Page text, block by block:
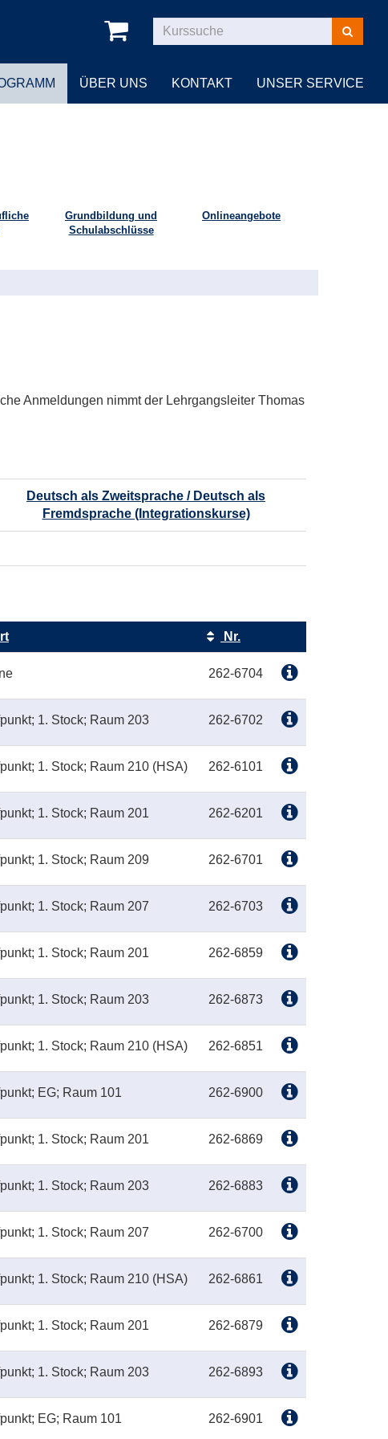
Kurse
suchen
ÜBER UNS KONTAKT UNSER SERVICE
Grundbildung und
Schulabschlüsse
Onlineangebote
Anmeldungen nimmt der Lehrgangsleiter Thomas
Deutsch als Zweitsprache / Deutsch als
Fremdsprache (Integrationskurse)
Nr.
Kursstatus
262-6704
1. Stock; Raum 203 262-6702
1. Stock; Raum 210 (HSA) 262-6101
1. Stock; Raum 201 262-6201
1. Stock; Raum 209 262-6701
1. Stock; Raum 207 262-6703
1. Stock; Raum 201 262-6859
1. Stock; Raum 203 262-6873
1. Stock; Raum 210 (HSA) 262-6851
EG; Raum 101 262-6900
1. Stock; Raum 201 262-6869
1. Stock; Raum 203 262-6883
1. Stock; Raum 207 262-6700
1. Stock; Raum 210 (HSA) 262-6861
1. Stock; Raum 201 262-6879
1. Stock; Raum 203 262-6893
EG; Raum 101 262-6901